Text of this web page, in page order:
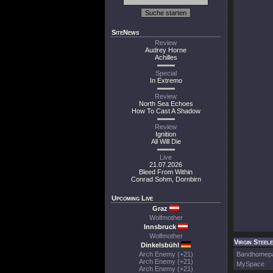
SiteNews
Review
Audrey Horne
Achilles
Special
In Extremo
Review
North Sea Echoes
How To Cast A Shadow
Review
Ignition
All Will Die
Live
21.07.2026
Bleed From Within
Conrad Sohm, Dornbirn
Upcoming Live
Graz
Wolfmother
Innsbruck
Wolfmother
Dinkelsbühl
Arch Enemy (+21)
Arch Enemy (+21)
Arch Enemy (+21)
Virgin
MySpace